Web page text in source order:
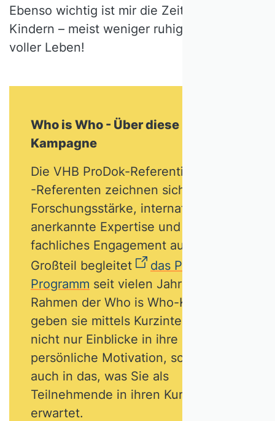
Ebenso wichtig ist mir die Zeit mit meinen
Kindern – meist weniger ruhig, aber dafür
voller Leben!
Who is Who - Über diese
Kampagne
Die VHB ProDok-Referentinnen und
-Referenten zeichnen sich durch
Forschungsstärke, international
anerkannte Expertise und ein hohes
fachliches Engagement aus. Ein
Großteil begleitet
das ProDok-
Programm seit vielen Jahren. Im
Rahmen der Who is Who-Kampagne
geben sie mittels Kurzinterviews
nicht nur Einblicke in ihre
persönliche Motivation, sondern
auch in das, was Sie als
Teilnehmende in ihren Kursen
erwartet.